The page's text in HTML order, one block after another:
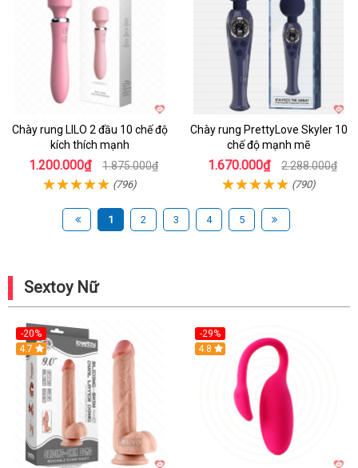
Chày rung LILO 2 đầu 10 chế độ
kích thích mạnh
1.200.000₫ 1.875.000₫
(796)
Chày rung PrettyLove Skyler 10
chế độ mạnh mẽ
1.670.000₫ 2.288.000₫
(790)
1 2 3 4 5
Sextoy Nữ
-20%
Hot
4.7
-29%
Hot
4.8